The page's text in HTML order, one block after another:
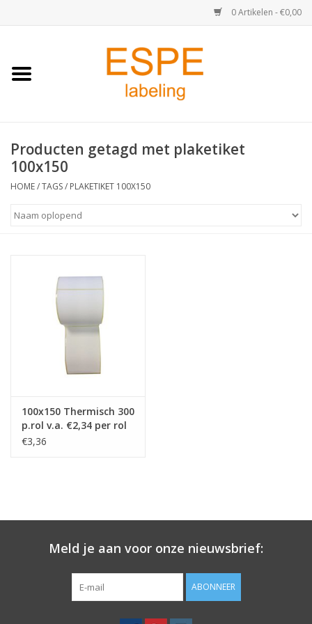
0 Artikelen - €0,00
Home
Retail
Horeca & Food
Industrie
Verzend-etiketten
Producten getagd met plaketiket
100x150
HOME/TAGS/ PLAKETIKET 100X150
100x150 Thermisch 300
p.rol v.a. €2,34 per rol
€3,36
Meld je aan voor onze nieuwsbrief:
ABONNEER